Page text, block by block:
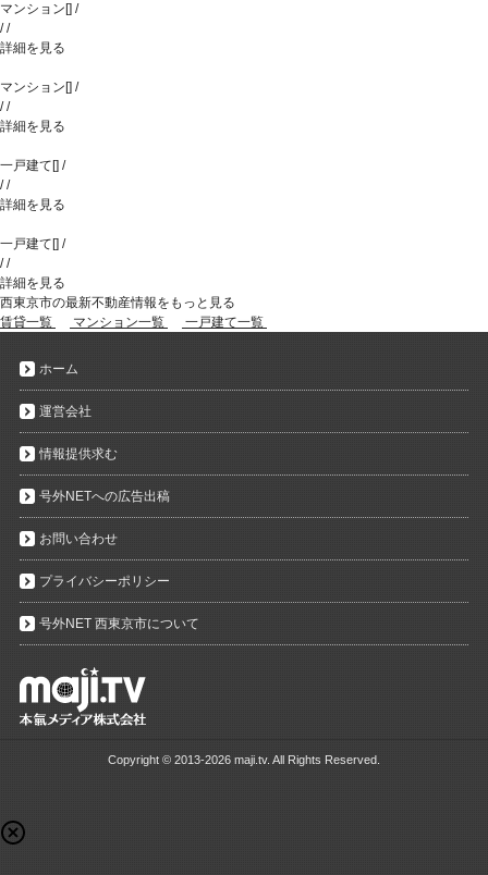
マンション[] /
//
詳細を見る
マンション[] /
//
詳細を見る
一戸建て[] /
//
詳細を見る
一戸建て[] /
//
詳細を見る
西東京市の最新不動産情報をもっと見る
賃貸一覧
マンション一覧 一戸建て一覧
ホーム
運営会社
情報提供求む
号外NETへの広告出稿
お問い合わせ
プライバシーポリシー
号外NET 西東京市について
Copyright © 2013-2026 maji.tv. All Rights Reserved.